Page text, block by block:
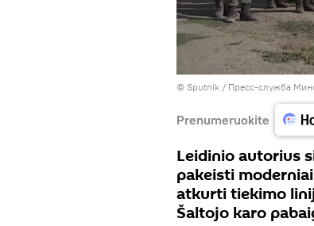
© Sputnik / Пресс-служба
Prenumeruokite
Leidinio autorius
pakeisti
atkurti tiekimo
Šaltojo karo